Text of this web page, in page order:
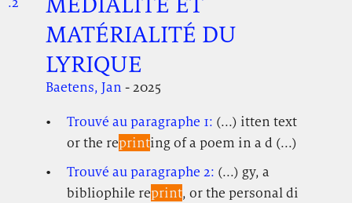
MATÉRIALITÉ DU
LYRIQUE
Baetens, Jan - 2025
Trouvé au paragraphe 1: (...) itten text
or the reprinting of a poem in a d (...)
Trouvé au paragraphe 2: (...) gy, a
bibliophile reprint, or the personal di